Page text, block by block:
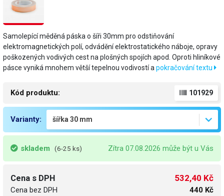
Samolepící měděná páska o šíři 30mm pro odstiňování
elektromagnetických polí, odvádění elektrostatického náboje, opravy
poškozených vodivých cest na plošných spojích apod. Oproti hliníkové
pásce vyniká mnohem větší tepelnou vodivostí apokračování textu
Kód produktu: 101929
Varianty:
skladem (6-25 ks) Zítra 07.08.2026 může být u Vás
Cena s DPH
Cena bez DPH
532,40 Kč
440 Kč